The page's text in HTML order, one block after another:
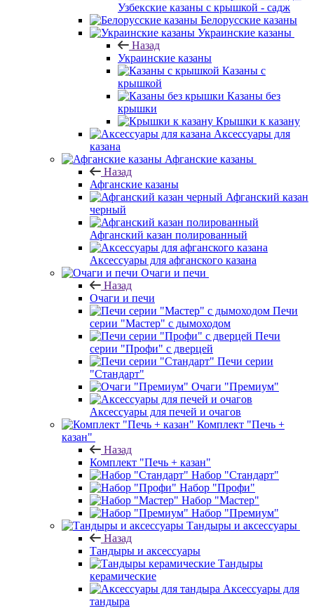
Узбекские казаны с крышкой - садж
Белорусские казаны
Украинские казаны
Назад
Украинские казаны
Казаны с
крышкой
Казаны без
крышки
Крышки к казану
Аксессуары для
казана
Афганские казаны
Назад
Афганские казаны
Афганский казан
черный
Афганский казан полированный
Аксессуары для афганского казана
Очаги и печи
Назад
Очаги и печи
Печи
серии "Мастер" с дымоходом
Печи
серии "Профи" с дверцей
Печи серии
"Стандарт"
Очаги "Премиум"
Аксессуары для печей и очагов
Комплект "Печь +
казан"
Назад
Комплект "Печь + казан"
Набор "Стандарт"
Набор "Профи"
Набор "Мастер"
Набор "Премиум"
Тандыры и аксессуары
Назад
Тандыры и аксессуары
Тандыры
керамические
Аксессуары для
тандыра